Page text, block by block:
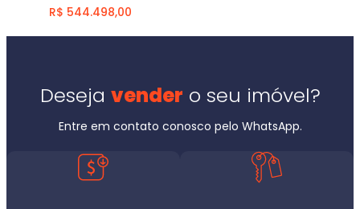
R$ 544.498,00
Deseja vender o seu imóvel?
Entre em contato conosco pelo WhatsApp.